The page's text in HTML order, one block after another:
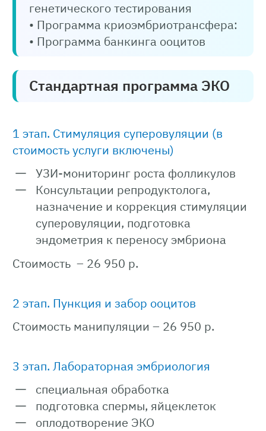
генетического тестирования
• Программа криоэмбриотрансфера:
• Программа банкинга ооцитов
Стандартная программа ЭКО
1 этап. Стимуляция суперовуляции (в
стоимость услуги включены)
УЗИ-мониторинг роста фолликулов
Консультации репродуктолога,
назначение и коррекция стимуляции
суперовуляции, подготовка
эндометрия к переносу эмбриона
Стоимость – 26 950 р.
2 этап. Пункция и забор ооцитов
Стоимость манипуляции – 26 950 р.
3 этап. Лабораторная эмбриология
специальная обработка
подготовка спермы, яйцеклеток
оплодотворение ЭКО